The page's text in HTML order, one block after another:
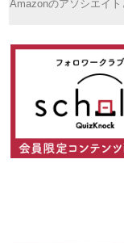
Amazonのアソシエイ